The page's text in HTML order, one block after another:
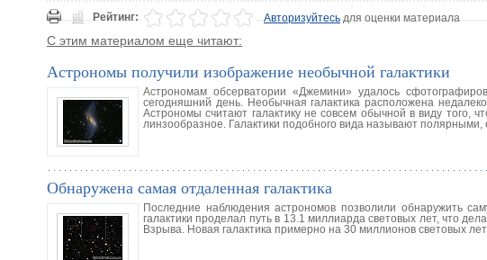
Рейтинг: Авторизуйтесьдля оценки материала
С этим материалом еще читают:
Астрономы получили изображение необычной галактики
Астрономам обсерватории «Джемини» удалось
сегодняшний день. Необычная галактика расположена
Астрономы считают галактику не совсем обычной в виду того,
линзообразное. Галактики подобного вида называют полярными,
Обнаружена самая отдаленная галактика
Последние наблюдения астрономов позволили обнаружить
галактики проделал путь в 13.1 миллиарда световых лет, что
Взрыва. Новая галактика примерно на 30 миллионов световых лет